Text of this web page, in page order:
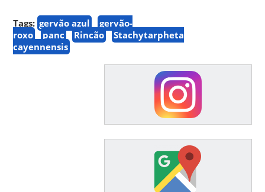
Tags: gervão azul
gervão-
roxo
panc Rincão
Stachytarpheta
cayennensis